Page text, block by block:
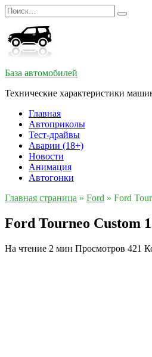
Перейти
к
содержанию
Search
for:
База автомобилей
Технические характеристики
Главная
Автоприколы
Тест-драйвы
Аварии (18+)
Новости
Анимация
Автогонки
Главная страница » Ford » Ford
Ford Tourneo Custom
На чтение 2 мин Просмотров 421